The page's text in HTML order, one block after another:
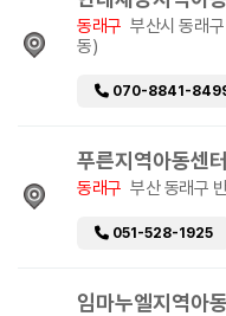
동래구 부산시 동래
동)
070-8841-
푸른지역아동센터
동래구 부산 동래구
051-528-1925
임마누엘지역아